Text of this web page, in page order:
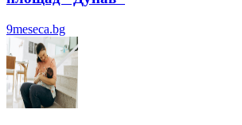
9meseca.bg